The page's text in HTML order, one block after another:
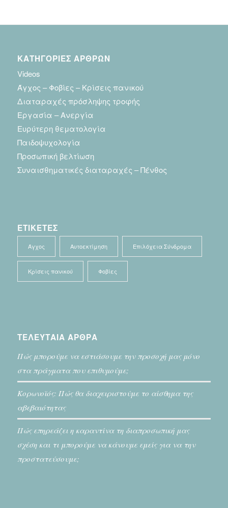
ΚΑΤΗΓΟΡΙΕΣ ΑΡΘΡΩΝ
Videos
Άγχος – Φοβίες – Κρίσεις πανικού
Διαταραχές πρόσληψης τροφής
Εργασία – Ανεργία
Ευρύτερη θεματολογία
Παιδοψυχολογία
Προσωπική βελτίωση
Συναισθηματικές διαταραχές – Πένθος
ΕΤΙΚΕΤΕΣ
Άγχος Αυτοεκτίμηση Επιλόχεια Σύνδρομα
Κρίσεις πανικού Φοβίες
ΤΕΛΕΥΤΑΙΑ ΑΡΘΡΑ
Πώς μπορούμε να εστιάσουμε την προσοχή μας μόνο
στα πράγματα που επιθυμούμε;
Κορωνοϊός: Πώς θα διαχειριστούμε το αίσθημα της
αβεβαιότητας
Πώς επηρεάζει η καραντίνα τη διαπροσωπική μας
σχέση και τι μπορούμε να κάνουμε εμείς για να την
προστατεύσουμε;